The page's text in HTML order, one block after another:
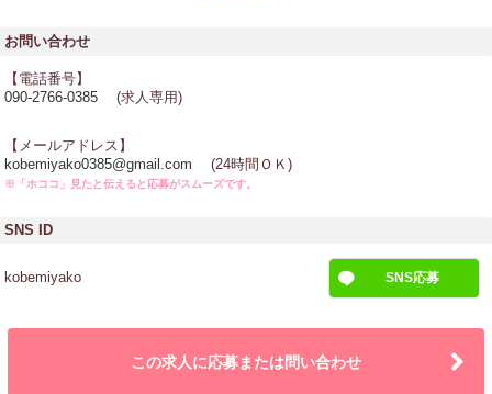
お問い合わせ
【電話番号】
090-2766-0385 (求人専用)
【メールアドレス】
kobemiyako0385@gmail.com (24時間ＯＫ)
※「ホココ」見たと伝えると応募がスムーズです。
SNS ID
kobemiyako SNS応募
この求人に応募または問い合わせ